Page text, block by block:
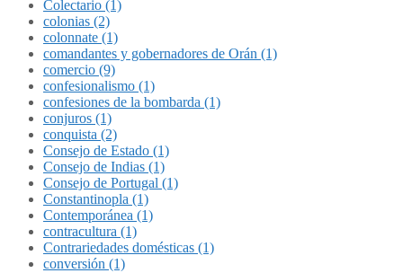
Colectario (1)
colonias (2)
colonnate (1)
comandantes y gobernadores de Orán (1)
comercio (9)
confesionalismo (1)
confesiones de la bombarda (1)
conjuros (1)
conquista (2)
Consejo de Estado (1)
Consejo de Indias (1)
Consejo de Portugal (1)
Constantinopla (1)
Contemporánea (1)
contracultura (1)
Contrariedades domésticas (1)
conversión (1)